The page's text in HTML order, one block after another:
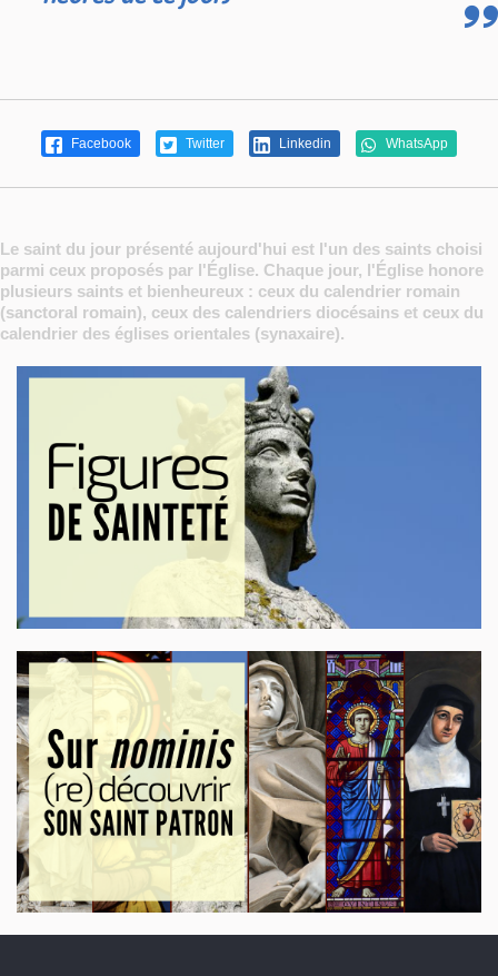
Facebook Twitter Linkedin WhatsApp
Le saint du jour présenté aujourd'hui est l'un des saints choisi
parmi ceux proposés par l'Église. Chaque jour, l'Église honore
plusieurs saints et bienheureux : ceux du calendrier romain
(sanctoral romain), ceux des calendriers diocésains et ceux du
calendrier des églises orientales (synaxaire).